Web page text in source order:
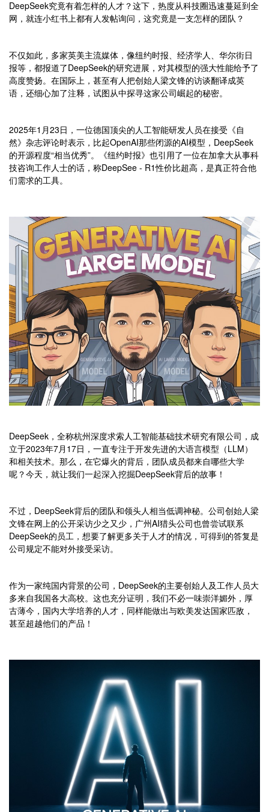
DeepSeek究竟有着怎样的人才？这下，热度从科技圈迅速蔓延到全
网，就连小红书上都有人发帖询问，这究竟是一支怎样的团队？
不仅如此，多家英美主流媒体，像纽约时报、经济学人、华尔街日
报等，都报道了DeepSeek的研究进展，对其模型的强大性能给予了
高度赞扬。在国际上，甚至有人把创始人梁文锋的访谈翻译成英
语，还细心加了注释，试图从中探寻这家公司崛起的秘密。
2025年1月23日，一位德国顶尖的人工智能研发人员在接受《自
然》杂志评论时表示，比起OpenAI那些闭源的AI模型，DeepSeek
的开源程度“相当优秀”。《纽约时报》也引用了一位在加拿大从事科
技咨询工作人士的话，称DeepSee - R1性价比超高，是真正符合他
们需求的工具。
DeepSeek，全称杭州深度求索人工智能基础技术研究有限公司，成
立于2023年7月17日，一直专注于开发先进的大语言模型（LLM）
和相关技术。那么，在它爆火的背后，团队成员都来自哪些大学
呢？今天，就让我们一起深入挖掘DeepSeek背后的故事！
不过，DeepSeek背后的团队和领头人相当低调神秘。公司创始人梁
文锋在网上的公开采访少之又少，广州AI猎头公司也曾尝试联系
DeepSeek的员工，想要了解更多关于人才的情况，可得到的答复是
公司规定不能对外接受采访。
作为一家纯国内背景的公司，DeepSeek的主要创始人及工作人员大
多来自我国各大高校。这也充分证明，我们不必一味崇洋媚外，厚
古薄今，国内大学培养的人才，同样能做出与欧美发达国家匹敌，
甚至超越他们的产品！